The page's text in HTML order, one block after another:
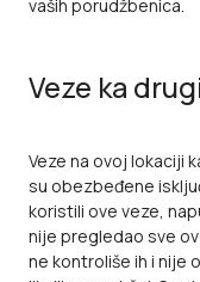
vaših porudžbenica.
Veze ka
Veze na ovoj lokaciji
su obezbeđene
koristili ove veze,
nije pregledao sve
ne kontroliše ih i nije